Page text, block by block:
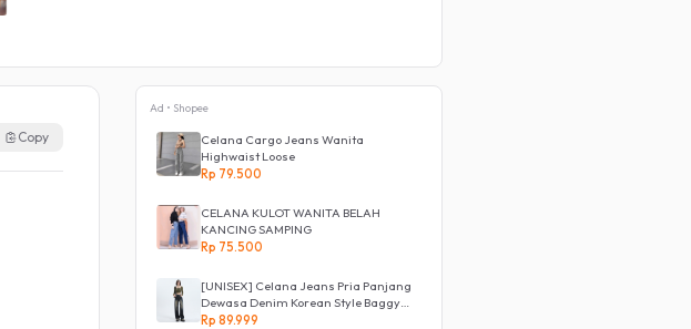
Copy
Ad • Shopee
Celana Cargo Jeans Wanita
Highwaist Loose
Rp 79.500
CELANA KULOT WANITA BELAH
KANCING SAMPING
Rp 75.500
[UNISEX] Celana Jeans Pria Panjang
Dewasa Denim Korean Style Baggy
Pants Jeans HighWaist Murah
Rp 89.999